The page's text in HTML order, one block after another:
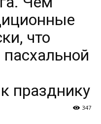
что
празднику
347